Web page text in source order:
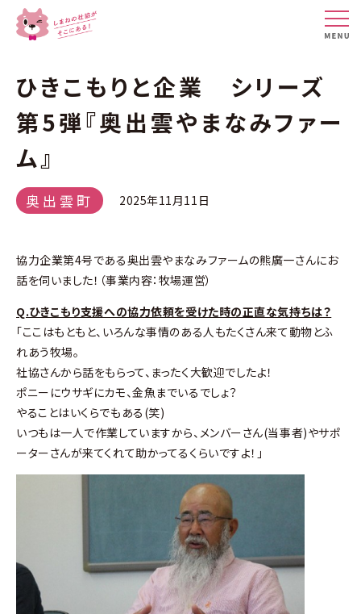
ひきこもりと企業 シリーズ
第5弾『奥出雲やまなみファー
ム』
奥出雲町 2025年11月11日
協力企業第4号である奥出雲やまなみファームの熊廣一さんにお
話を伺いました！（事業内容：牧場運営）
Q.ひきこもり支援への協力依頼を受けた時の正直な気持ちは？
「ここはもともと、いろんな事情のある人もたくさん来て動物とふ
れあう牧場。
社協さんから話をもらって、まったく大歓迎でしたよ！
ポニーにウサギにカモ、金魚までいるでしょ？
やることはいくらでもある(笑)
いつもは一人で作業していますから、メンバーさん(当事者)やサポ
ーターさんが来てくれて助かってるくらいですよ！」